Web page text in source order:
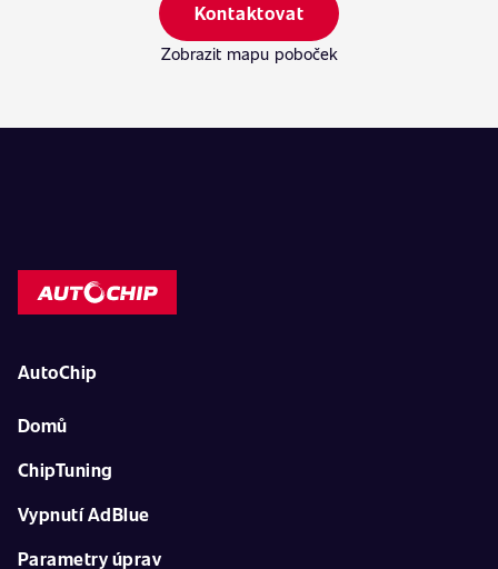
Kontaktovat
Zobrazit mapu poboček
AutoChip
Domů
ChipTuning
Vypnutí AdBlue
Parametry úprav